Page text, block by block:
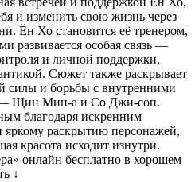
и изменить свою жизнь через
Ён Хо становится её тренером,
развивается особая связь —
и личной поддержки,
Сюжет также раскрывает
силы и борьбы с внутренними
— Щин Мин-а и Со Джи-соп.
благодаря искренним
раскрытию персонажей,
красота исходит изнутри.
онлайн бесплатно в хорошем
↓